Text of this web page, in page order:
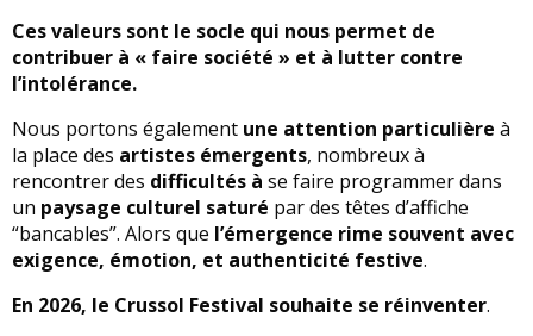
Ces valeurs sont le socle qui nous permet de
contribuer à « faire société » et à lutter contre
l’intolérance.
Nous portons également une attention particulière à
la place des artistes émergents, nombreux à
rencontrer des difficultés à se faire programmer dans
un paysage culturel saturé par des têtes d’affiche
“bancables”. Alors que l’émergence rime souvent avec
exigence, émotion, et authenticité festive.
En 2026, le Crussol Festival souhaite se réinventer.